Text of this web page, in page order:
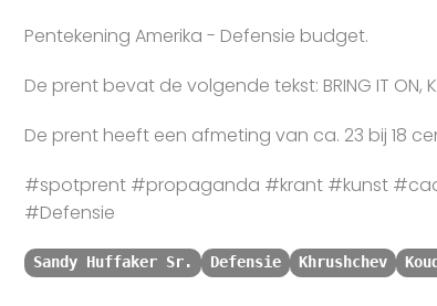
Pentekening Amerika - Defensie budget.
De prent bevat de volgende tekst: BRING IT ON,
De prent heeft een afmeting van ca. 23 bij 18
#spotprent #propaganda #krant #kunst
#Defensie
Sandy Huffaker Sr. Defensie Khrushchev